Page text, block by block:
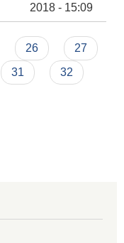
2018 - 15:09
26
27
31
32